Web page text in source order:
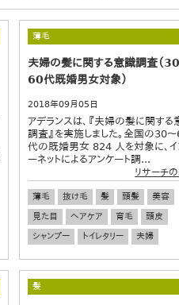
薄毛
夫婦の髪に関する意識調査（
60代既婚男女対象）
2018年09月05日
アデランスは、『夫婦の髪に関する
調査』を実施しました。全国の30
代の既婚男女 824 人を対象に、イ
ーネットによるアンケート調...
リサーチ
薄毛 抜け毛 髪 頭髪
美容
見た目
ヘアケア 育毛
頭皮
シャンプー
トイレタリー 夫婦
髪